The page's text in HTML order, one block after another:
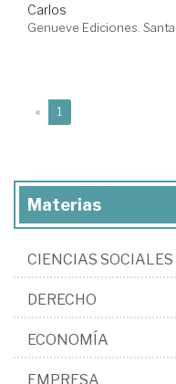
Carlos
Genueve Ediciones.
« 1
Materias
CIENCIAS SOCIALES
DERECHO
ECONOMÍA
EMPRESA